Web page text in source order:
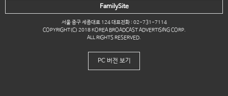
서울 중구 세종대로 124 대표전화 : 02-731-7114
COPYRIGHT(C) 2018 KOREA BROADCAST ADVERTISING CORP.
ALL RIGHTS RESERVED.
FamilySite
PC 버전 보기